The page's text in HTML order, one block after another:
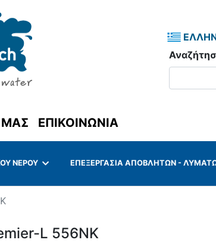
ΜΑΣ ΕΠΙΚΟΙΝΩΝΙΑ
ΝΕΡΟΎ ΕΠΕΞΕΡΓΑΣΊΑ ΑΠΟΒΛΉΤΩΝ -
L 556NK